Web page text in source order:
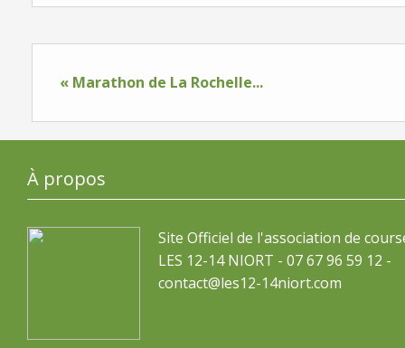
« Marathon de La Rochelle...
À propos
Site Officiel de l'association de
LES 12-14 NIORT - 07 67 96 59 12 -
contact@les12-14niort.com